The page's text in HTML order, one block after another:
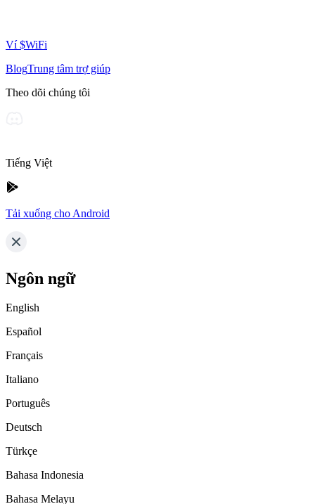
Ví $WiFi
BlogTrung tâm trợ giúp
Theo dõi chúng tôi
Tiếng Việt
Tải xuống cho Android
Ngôn ngữ
English
Español
Français
Italiano
Português
Deutsch
Türkçe
Bahasa Indonesia
Bahasa Melayu